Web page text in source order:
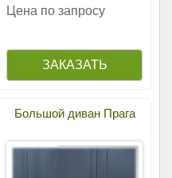
Цена по запросу
Большой диван Прага